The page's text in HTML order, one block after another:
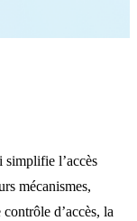
simplifie l’accès
mécanismes,
d’accès, la